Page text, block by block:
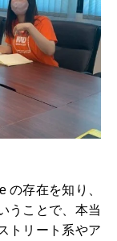
の存在を知り、
うことで、本当
トリート系やア